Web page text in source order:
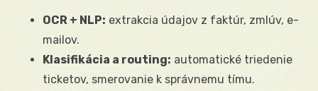
OCR + NLP: extrakcia údajov z faktúr, zmlúv, e-
mailov.
Klasifikácia a routing: automatické triedenie
ticketov, smerovanie k správnemu tímu.